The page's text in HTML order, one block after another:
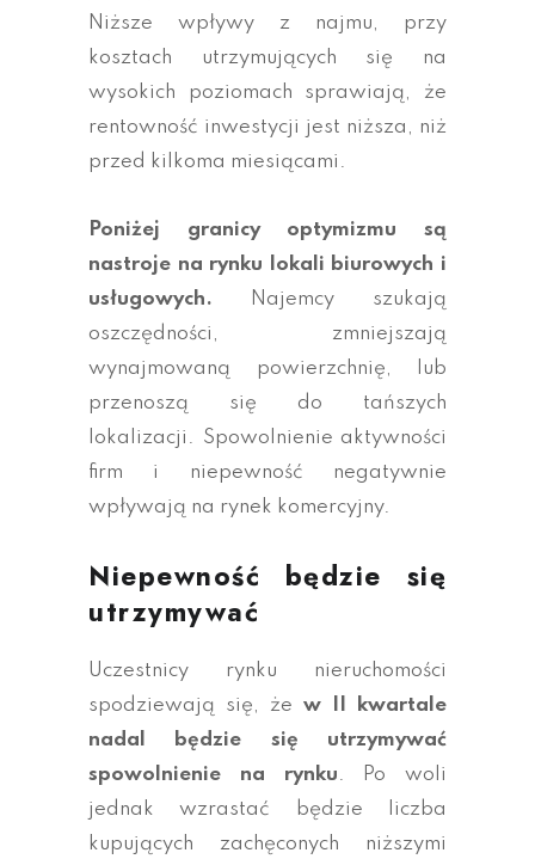
Niższe wpływy z najmu, przy
kosztach utrzymujących się na
wysokich poziomach sprawiają, że
rentowność inwestycji jest niższa, niż
przed kilkoma miesiącami.
Poniżej granicy optymizmu są
nastroje na rynku lokali biurowych i
usługowych. Najemcy szukają
oszczędności, zmniejszają
wynajmowaną powierzchnię, lub
przenoszą się do tańszych
lokalizacji. Spowolnienie aktywności
firm i niepewność negatywnie
wpływają na rynek komercyjny.
Niepewność będzie się
utrzymywać
Uczestnicy rynku nieruchomości
spodziewają się, że w II kwartale
nadal będzie się utrzymywać
spowolnienie na rynku. Po woli
jednak wzrastać będzie liczba
kupujących zachęconych niższymi